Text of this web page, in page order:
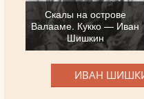
Скалы на острове
Валааме. Кукко — Иван
Шишкин
ИВАН